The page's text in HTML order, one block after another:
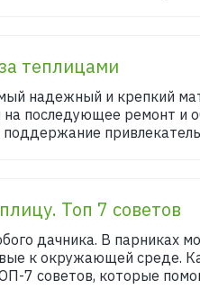
теплицами
надежный и крепкий
последующее ремонт и
Топ 7 советов
дачника. В парниках
к окружающей среде.
7 советов, которые